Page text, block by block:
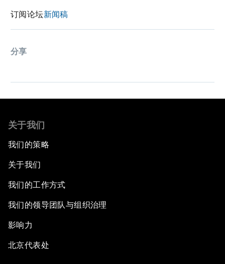
订阅论坛新闻稿
分享
关于我们
我们的策略
关于我们
我们的工作方式
我们的领导团队与组织治理
影响力
北京代表处